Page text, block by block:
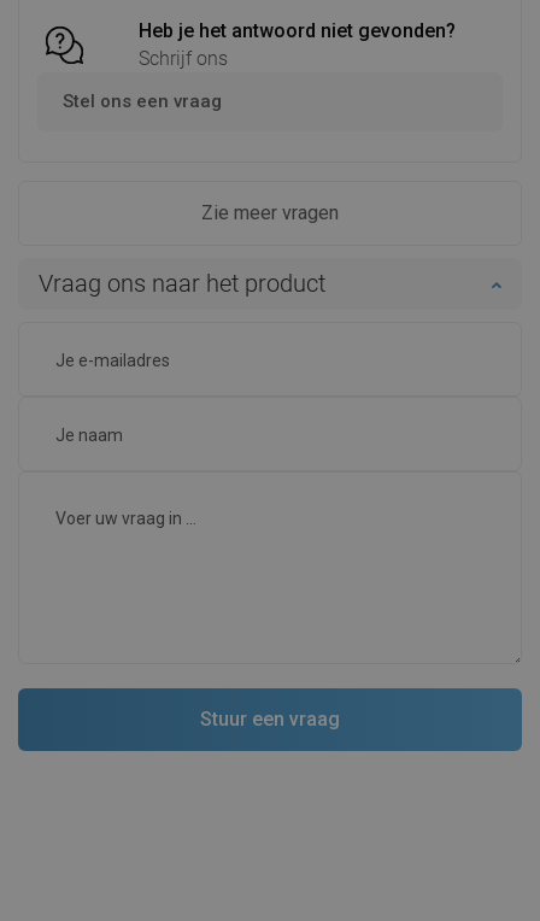
Heb je het antwoord niet gevonden?
Schrijf ons
Stel ons een vraag
Zie meer vragen
Vraag ons naar het product